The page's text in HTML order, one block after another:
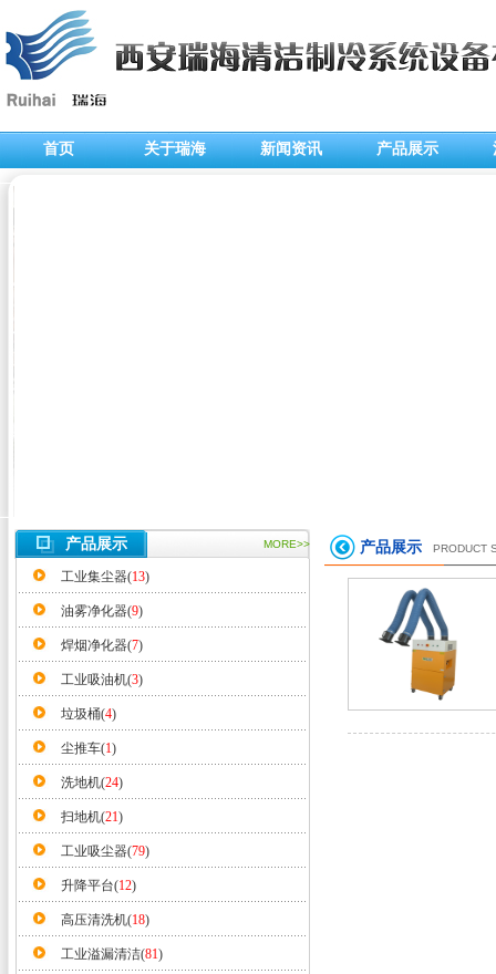
首页 关于瑞海 新闻资讯 产品展示
产品展示 MORE>>
工业集尘器(13)
油雾净化器(9)
焊烟净化器(7)
工业吸油机(3)
垃圾桶(4)
尘推车(1)
洗地机(24)
扫地机(21)
工业吸尘器(79)
升降平台(12)
高压清洗机(18)
工业溢漏清洁(81)
产品展示 PRODUCT